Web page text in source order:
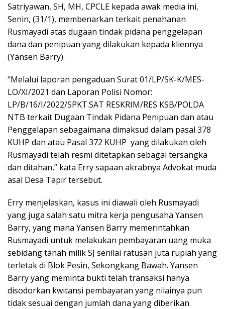
Satriyawan, SH, MH, CPCLE kepada awak media ini,
Senin, (31/1), membenarkan terkait penahanan
Rusmayadi atas dugaan tindak pidana penggelapan
dana dan penipuan yang dilakukan kepada kliennya
(Yansen Barry).
“Melalui laporan pengaduan Surat 01/LP/SK-K/MES-
LO/XI/2021 dan Laporan Polisi Nomor:
LP/B/16/I/2022/SPKT.SAT RESKRIM/RES KSB/POLDA
NTB terkait Dugaan Tindak Pidana Penipuan dan atau
Penggelapan sebagaimana dimaksud dalam pasal 378
KUHP dan atau Pasal 372 KUHP yang dilakukan oleh
Rusmayadi telah resmi ditetapkan sebagai tersangka
dan ditahan,” kata Erry sapaan akrabnya Advokat muda
asal Desa Tapir tersebut.
Erry menjelaskan, kasus ini diawali oleh Rusmayadi
yang juga salah satu mitra kerja pengusaha Yansen
Barry, yang mana Yansen Barry memerintahkan
Rusmayadi untuk melakukan pembayaran uang muka
sebidang tanah milik SJ senilai ratusan juta rupiah yang
terletak di Blok Pesin, Sekongkang Bawah. Yansen
Barry yang meminta bukti telah transaksi hanya
disodorkan kwitansi pembayaran yang nilainya pun
tidak sesuai dengan jumlah dana yang diberikan.